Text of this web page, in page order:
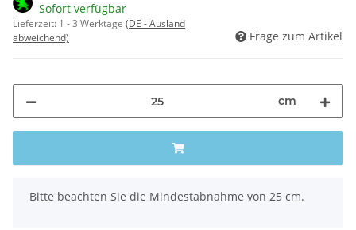
Sofort verfügbar
Lieferzeit: 1 - 3 Werktage (DE - Ausland
abweichend)
Frage zum Artikel
cm
x
Bitte beachten Sie die Mindestabnahme von 25 cm.